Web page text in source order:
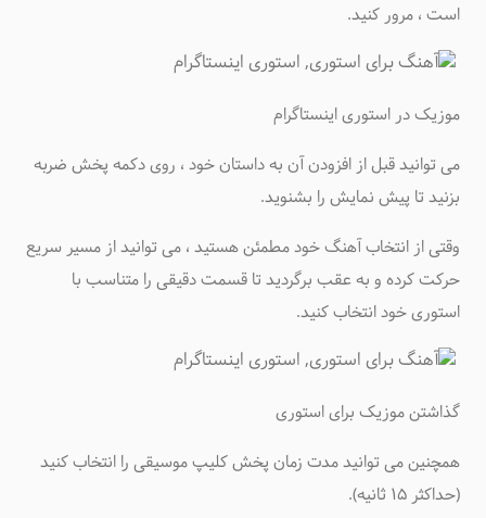
است ، مرور کنید.
موزیک در استوری اینستاگرام
می توانید قبل از افزودن آن به داستان خود ، روی دکمه پخش ضربه
بزنید تا پیش نمایش را بشنوید.
وقتی از انتخاب آهنگ خود مطمئن هستید ، می توانید از مسیر سریع
حرکت کرده و به عقب برگردید تا قسمت دقیقی را متناسب با
استوری خود انتخاب کنید.
گذاشتن موزیک برای استوری
همچنین می توانید مدت زمان پخش کلیپ موسیقی را انتخاب کنید
(حداکثر ۱۵ ثانیه).